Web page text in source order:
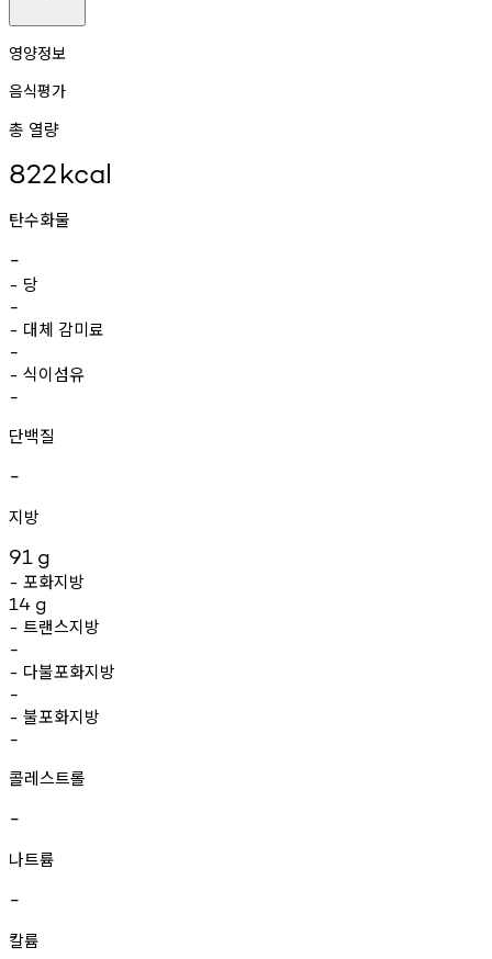
영양정보
음식평가
총 열량
822kcal
탄수화물
-
- 당
-
- 대체 감미료
-
- 식이섬유
-
단백질
-
지방
91 g
- 포화지방
14 g
- 트랜스지방
-
- 다불포화지방
-
- 불포화지방
-
콜레스트롤
-
나트륨
-
칼륨